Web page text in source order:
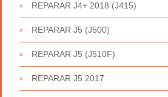
REPARAR J4+ 2018 (J415)
REPARAR J5 (J500)
REPARAR J5 (J510F)
REPARAR J5 2017